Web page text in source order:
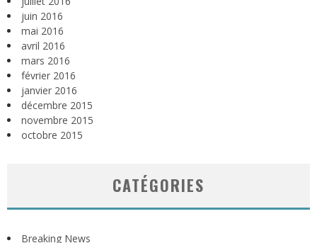
juin 2016
mai 2016
avril 2016
mars 2016
février 2016
janvier 2016
décembre 2015
novembre 2015
octobre 2015
CATÉGORIES
Breaking News